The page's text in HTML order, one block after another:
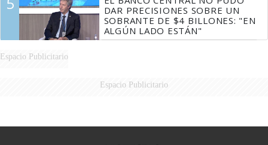
DAR PRECISIONES SOBRE UN
SOBRANTE DE $4 BILLONES: "EN
ALGÚN LADO ESTÁN"
Espacio Publicitario
Espacio Publicitario